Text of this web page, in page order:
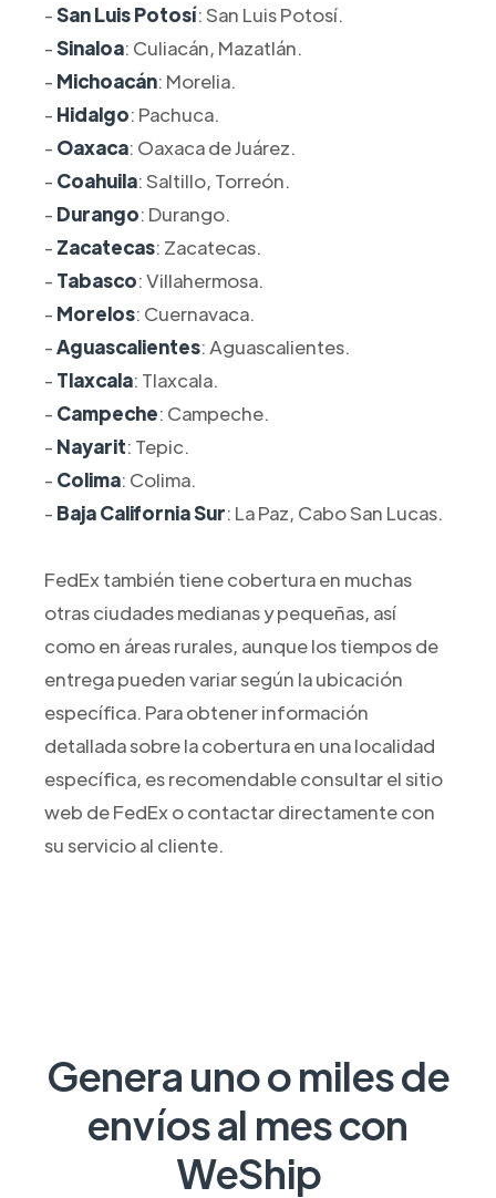
-San Luis Potosí: San Luis Potosí.
-Sinaloa: Culiacán, Mazatlán.
- Michoacán: Morelia.
- Hidalgo: Pachuca.
- Oaxaca: Oaxaca de Juárez.
- Coahuila: Saltillo, Torreón.
- Durango: Durango.
- Zacatecas: Zacatecas.
- Tabasco: Villahermosa.
- Morelos: Cuernavaca.
-Aguascalientes: Aguascalientes.
- Tlaxcala: Tlaxcala.
- Campeche: Campeche.
- Nayarit: Tepic.
- Colima: Colima.
- Baja California Sur: La Paz, Cabo San Lucas.
FedEx también tiene cobertura en muchas
otras ciudades medianas y pequeñas, así
como en áreas rurales, aunque los tiempos de
entrega pueden variar según la ubicación
específica. Para obtener información
detallada sobre la cobertura en una localidad
específica, es recomendable consultar el sitio
web de FedEx o contactar directamente con
su servicio al cliente.
Genera uno o miles de
envíos al mes con
WeShip